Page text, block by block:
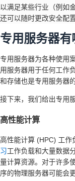
以满足某些行业（例如
还可以随时更改安全配
专用服务器有
专用服务器为各种使用
用服务器用于任何工作
和存储也是专用服务器
接下来，我们给出专用
高性能计算
高性能计算 (HPC) 工作
习工作负载和大量数据
量计算资源。对于许多
序的物理服务器可能会